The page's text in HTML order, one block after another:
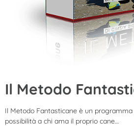
Il Metodo
Il Metodo Fantasticane è un
possibilità a chi ama il proprio cane…